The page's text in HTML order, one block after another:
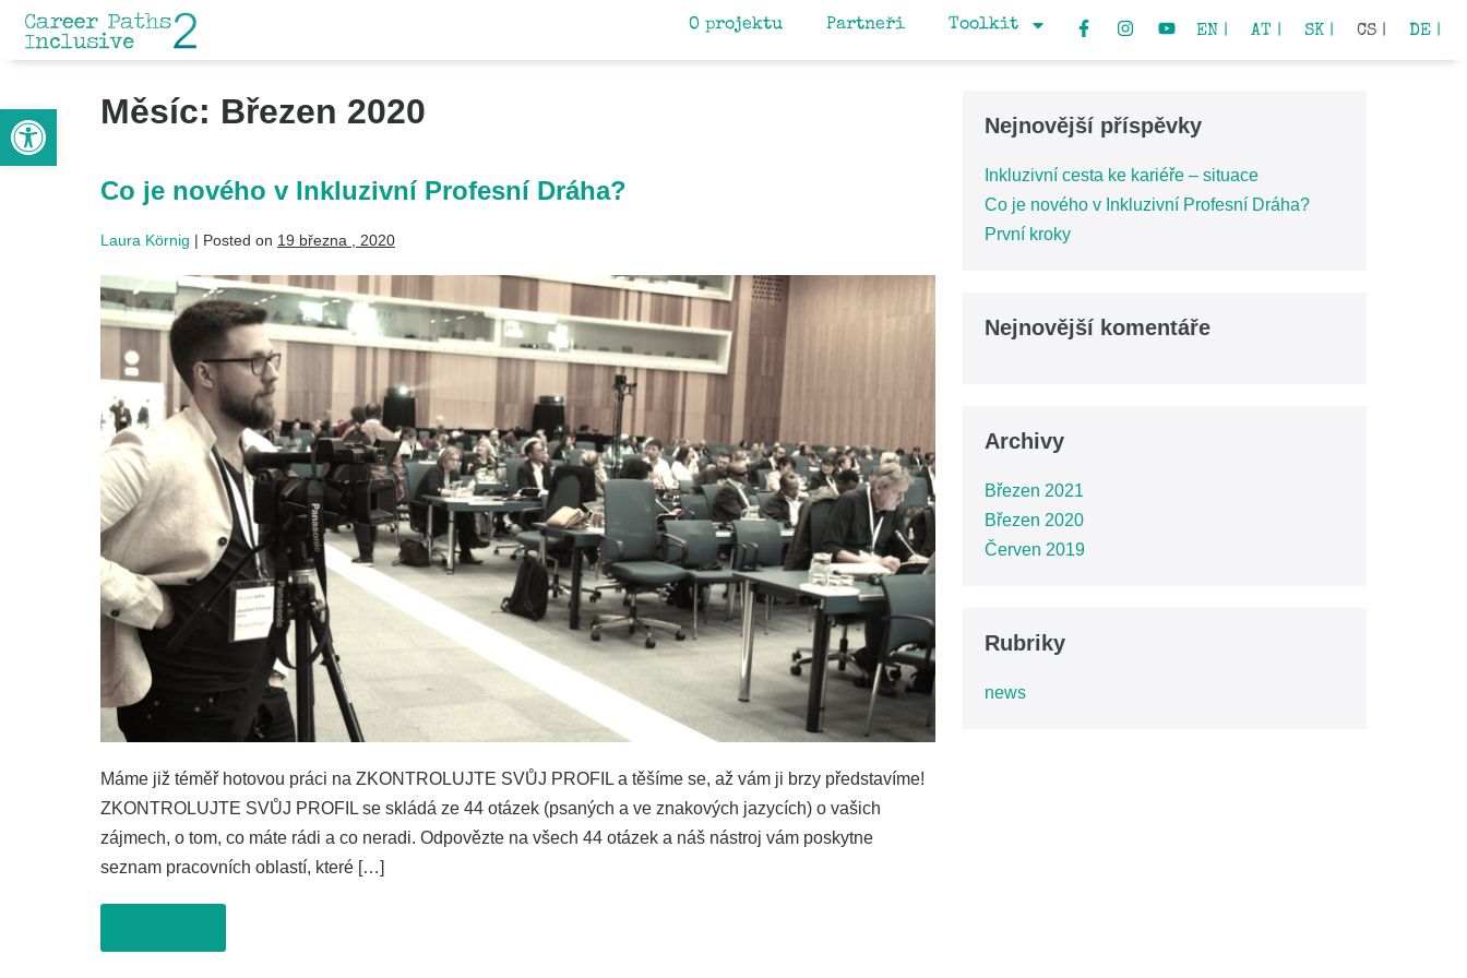
Open toolbar
O projektu Partneři Toolkit EN | AT | SK | CS | DE |
Měsíc: Březen 2020
Co je nového v Inkluzivní Profesní Dráha?
Laura Körnig | Posted on 19 března , 2020
Máme již téměř hotovou práci na ZKONTROLUJTE SVŮJ PROFIL a těšíme se, až vám ji brzy představíme!
ZKONTROLUJTE SVŮJ PROFIL se skládá ze 44 otázek (psaných a ve znakových jazycích) o vašich
zájmech, o tom, co máte rádi a co neradi. Odpovězte na všech 44 otázek a náš nástroj vám poskytne
seznam pracovních oblastí, které […]
Nejnovější příspěvky
Inkluzivní cesta ke kariéře – situace
Co je nového v Inkluzivní Profesní Dráha?
První kroky
Nejnovější komentáře
Archivy
Březen 2021
Březen 2020
Červen 2019
Rubriky
news